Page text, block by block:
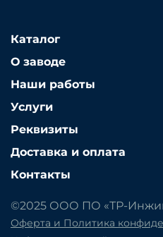
Каталог
О заводе
Наши работы
Услуги
Реквизиты
Доставка и оплата
Контакты
©2025 ООО ПО «ТР-
Оферта и Политика